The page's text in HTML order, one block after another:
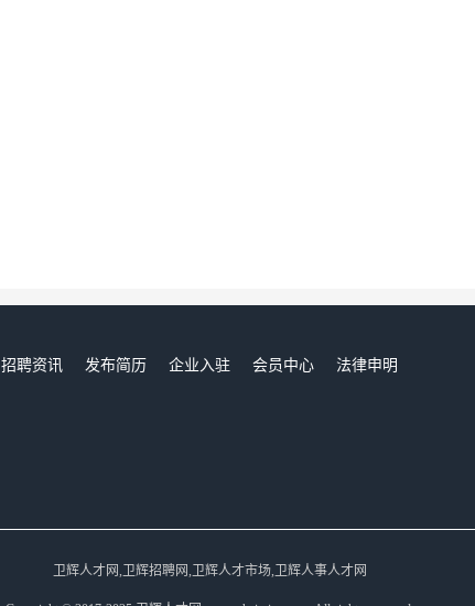
招聘资讯 发布简历 企业入驻 会员中心
法律申明
卫辉人才网,卫辉招聘网,卫辉人才市场,卫辉人事人才网